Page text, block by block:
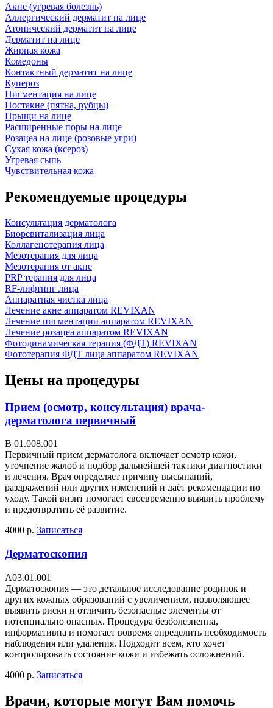
Акне (угревая болезнь)
Аллергический дерматит на лице
Атопический дерматит на лице
Дерматит на лице
Жирная кожа
Комедоны
Контактный дерматит на лице
Купероз
Пигментация на лице
Постакне (пятна, рубцы)
Прыщи на лице
Расширенные поры на лице
Розацеа на лице (розовые угри)
Сухая кожа (ксероз)
Угревая сыпь
Чувствительная кожа
Рекомендуемые процедуры
Консультация дерматолога
Биоревитализация лица
Коллагенотерапия лица
Мезотерапия для лица
Мезотерапия от акне
PRP терапия для лица
RF-лифтинг лица
Аппаратная чистка лица
Лечение акне аппаратом REVIXAN
Лечение пигментации аппаратом REVIXAN
Лечение розацеа аппаратом REVIXAN
Фотодинамическая терапия (ФДТ) REVIXAN
Фототерапия ФДТ лица аппаратом REVIXAN
Цены на процедуры
Прием (осмотр, консультация) врача-
дерматолога первичный
В 01.008.001
Первичный приём дерматолога включает осмотр кожи,
уточнение жалоб и подбор дальнейшей тактики диагностики
и лечения. Врач определяет причину высыпаний,
раздражений или других изменений и даёт рекомендации по
уходу. Такой визит помогает своевременно выявить проблему
и предотвратить её развитие.
4000 р. Записаться
Дерматоскопия
A03.01.001
Дерматоскопия — это детальное исследование родинок и
других кожных образований с увеличением, позволяющее
выявить риски и отличить безопасные элементы от
потенциально опасных. Процедура безболезненна,
информативна и помогает вовремя определить необходимость
наблюдения или удаления. Подходит всем, кто хочет
контролировать состояние кожи и избежать осложнений.
4000 р. Записаться
Врачи, которые могут Вам помочь